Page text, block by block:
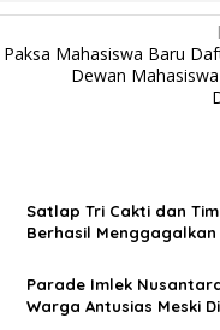
Paksa Mahasiswa Baru
Dewan
Satlap Tri Cakti dan
Berhasil
Parade Imlek
Warga Antusias Meski